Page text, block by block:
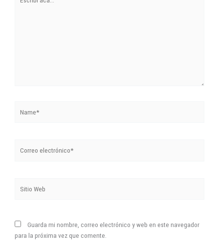
acá...
electrónico*
Web
Guarda mi nombre, correo electrónico y web en este navegador
para la próxima vez que comente.